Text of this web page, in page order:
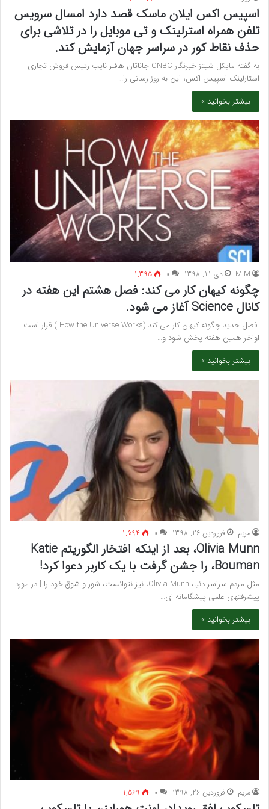
اسپیس اکس ایلان ماسک قصد دارد امسال سرویس
تلفن همراه استرلینک و تی موبایل را در تلاشی برای
حذف نقاط کور در سراسر جهان آزمایش کند.
به گفته مایکل شیتز خبرنگار CNBC جاناتان هافلر نایب رئیس فروش تجاری
استارلینک اسپیس اکس، این به روز رسانی را…
بیشتر بخوانید »
M.M دی 11, 1398 ۰ 1,395
چگونه کیهان کار می کند: فصل هشتم این هفته در
کانال Science آغاز می شود.
فصل جدید چگونه کیهان کار می کند (How the Universe Works ) قرار است
اواخر همین هفته پخش شود و…
بیشتر بخوانید »
مريم فروردین 26, 1398 ۰ 1,594
Olivia Munn، بعد از اینکه افتخار الگوریتم Katie
Bouman، را جشن گرفت با یک کاربر دعوا کرد!
مثل مردم سراسر دنیا، Olivia Munn، نیز نتوانست، شور و شوق خود را [ در مورد
پیشرفتهای علمی پیشگامانه ای…
بیشتر بخوانید »
مريم فروردین 26, 1398 ۰ 1,569